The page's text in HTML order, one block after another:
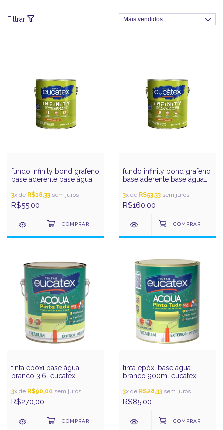
Filtrar
fundo infinity bond grafeno
base aderente base água
3x de R$18,33 sem juros
R$55,00
fundo infinity bond grafeno
base aderente base água
3x de R$53,33 sem juros
R$160,00
tinta epóxi base água
branco 3,6l eucatex
3x de R$90,00 sem juros
R$270,00
tinta epóxi base água
branco 900ml eucatex
3x de R$28,33 sem juros
R$85,00